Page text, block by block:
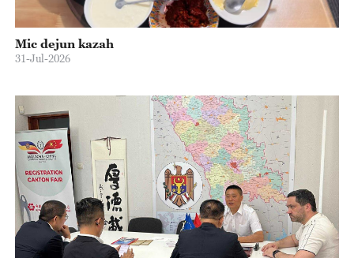
Mic dejun kazah
31-Jul-2026